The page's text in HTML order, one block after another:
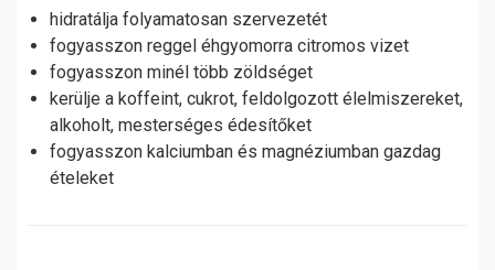
hidratálja folyamatosan szervezetét
fogyasszon reggel éhgyomorra citromos vizet
fogyasszon minél több zöldséget
kerülje a koffeint, cukrot, feldolgozott élelmiszereket,
alkoholt, mesterséges édesítőket
fogyasszon kalciumban és magnéziumban gazdag
ételeket